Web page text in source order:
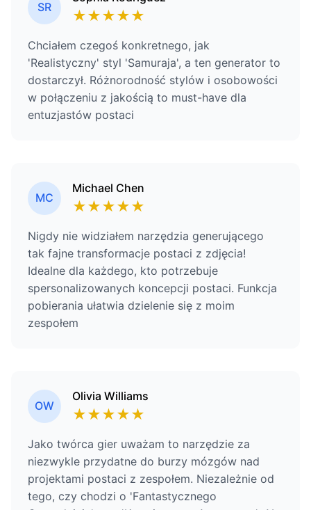
SR
★★★★★
Chciałem czegoś konkretnego, jak
'Realistyczny' styl 'Samuraja', a ten generator to
dostarczył. Różnorodność stylów i osobowości
w połączeniu z jakością to must-have dla
entuzjastów postaci
MC
Michael Chen
★★★★★
Nigdy nie widziałem narzędzia generującego
tak fajne transformacje postaci z zdjęcia!
Idealne dla każdego, kto potrzebuje
spersonalizowanych koncepcji postaci. Funkcja
pobierania ułatwia dzielenie się z moim
zespołem
OW
Olivia Williams
★★★★★
Jako twórca gier uważam to narzędzie za
niezwykle przydatne do burzy mózgów nad
projektami postaci z zespołem. Niezależnie od
tego, czy chodzi o 'Fantastycznego